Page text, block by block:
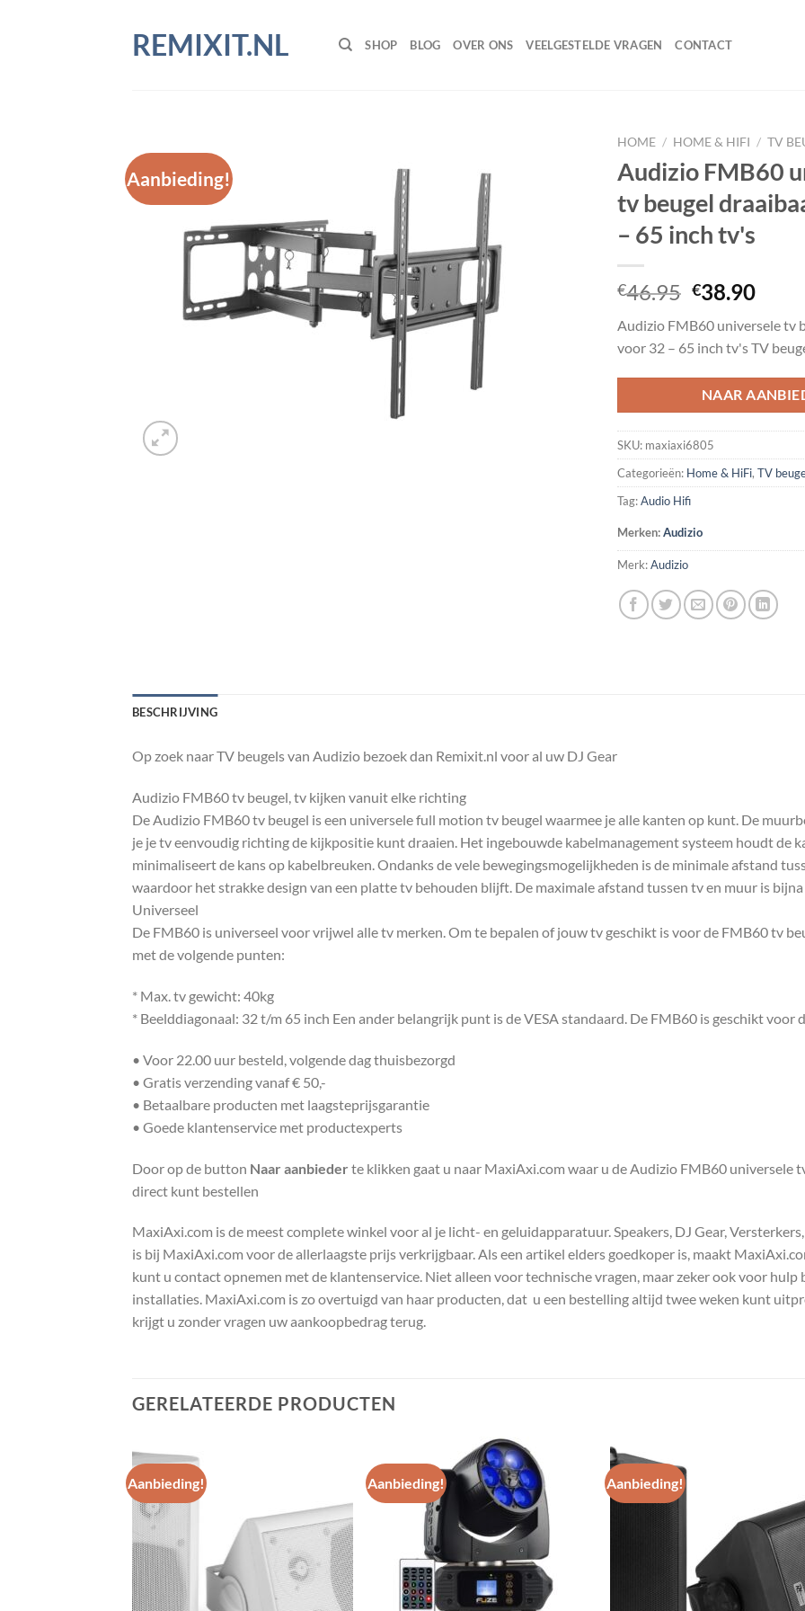
REMIXIT.NL SHOP BLOG OVER ONS VEELGESTELDE VRAGEN CONTACT
Aanbieding!
HOME / HOME & HIFI / TV
Audizio FMB60
tv beugel
– 65 inch tv's
€46.95
was:
€46.95.
€38.90
is:
Audizio FMB60 universele tv
voor 32 – 65 inch tv's TV
NAAR
SKU: maxiaxi6805
Categorieën: Home & HiFi, TV
Tag:Audio Hifi
Merken:Audizio
Merk:Audizio
BESCHRIJVING
Op zoek naar TV beugels van Audizio bezoek dan Remixit.nl voor al uw DJ Gear
Audizio FMB60 tv beugel, tv kijken vanuit elke richting
De Audizio FMB60 tv beugel is een universele full motion tv beugel waarmee je alle kanten op kunt. De
je je tv eenvoudig richting de kijkpositie kunt draaien. Het ingebouwde kabelmanagement systeem houdt de
minimaliseert de kans op kabelbreuken. Ondanks de vele bewegingsmogelijkheden is de minimale afstand
waardoor het strakke design van een platte tv behouden blijft. De maximale afstand tussen tv en muur is
Universeel
De FMB60 is universeel voor vrijwel alle tv merken. Om te bepalen of jouw tv geschikt is voor de FMB60 tv
met de volgende punten:
* Max. tv gewicht: 40kg
* Beelddiagonaal: 32 t/m 65 inch Een ander belangrijk punt is de VESA standaard. De FMB60 is geschikt voor
• Voor 22.00 uur besteld, volgende dag thuisbezorgd
• Gratis verzending vanaf € 50,-
• Betaalbare producten met laagsteprijsgarantie
• Goede klantenservice met productexperts
Door op de button Naar aanbieder te klikken gaat u naar MaxiAxi.com waar u de Audizio FMB60 universele
direct kunt bestellen
MaxiAxi.com is de meest complete winkel voor al je licht- en geluidapparatuur. Speakers, DJ Gear,
is bij MaxiAxi.com voor de allerlaagste prijs verkrijgbaar. Als een artikel elders goedkoper is, maakt
kunt u contact opnemen met de klantenservice. Niet alleen voor technische vragen, maar zeker ook voor
installaties. MaxiAxi.com is zo overtuigd van haar producten, dat u een bestelling altijd twee weken kunt
krijgt u zonder vragen uw aankoopbedrag terug.
GERELATEERDE PRODUCTEN
Aanbieding!
Toevoegen
aan
wenslijst
Aanbieding!
Toevoegen
Aanbieding!
aan